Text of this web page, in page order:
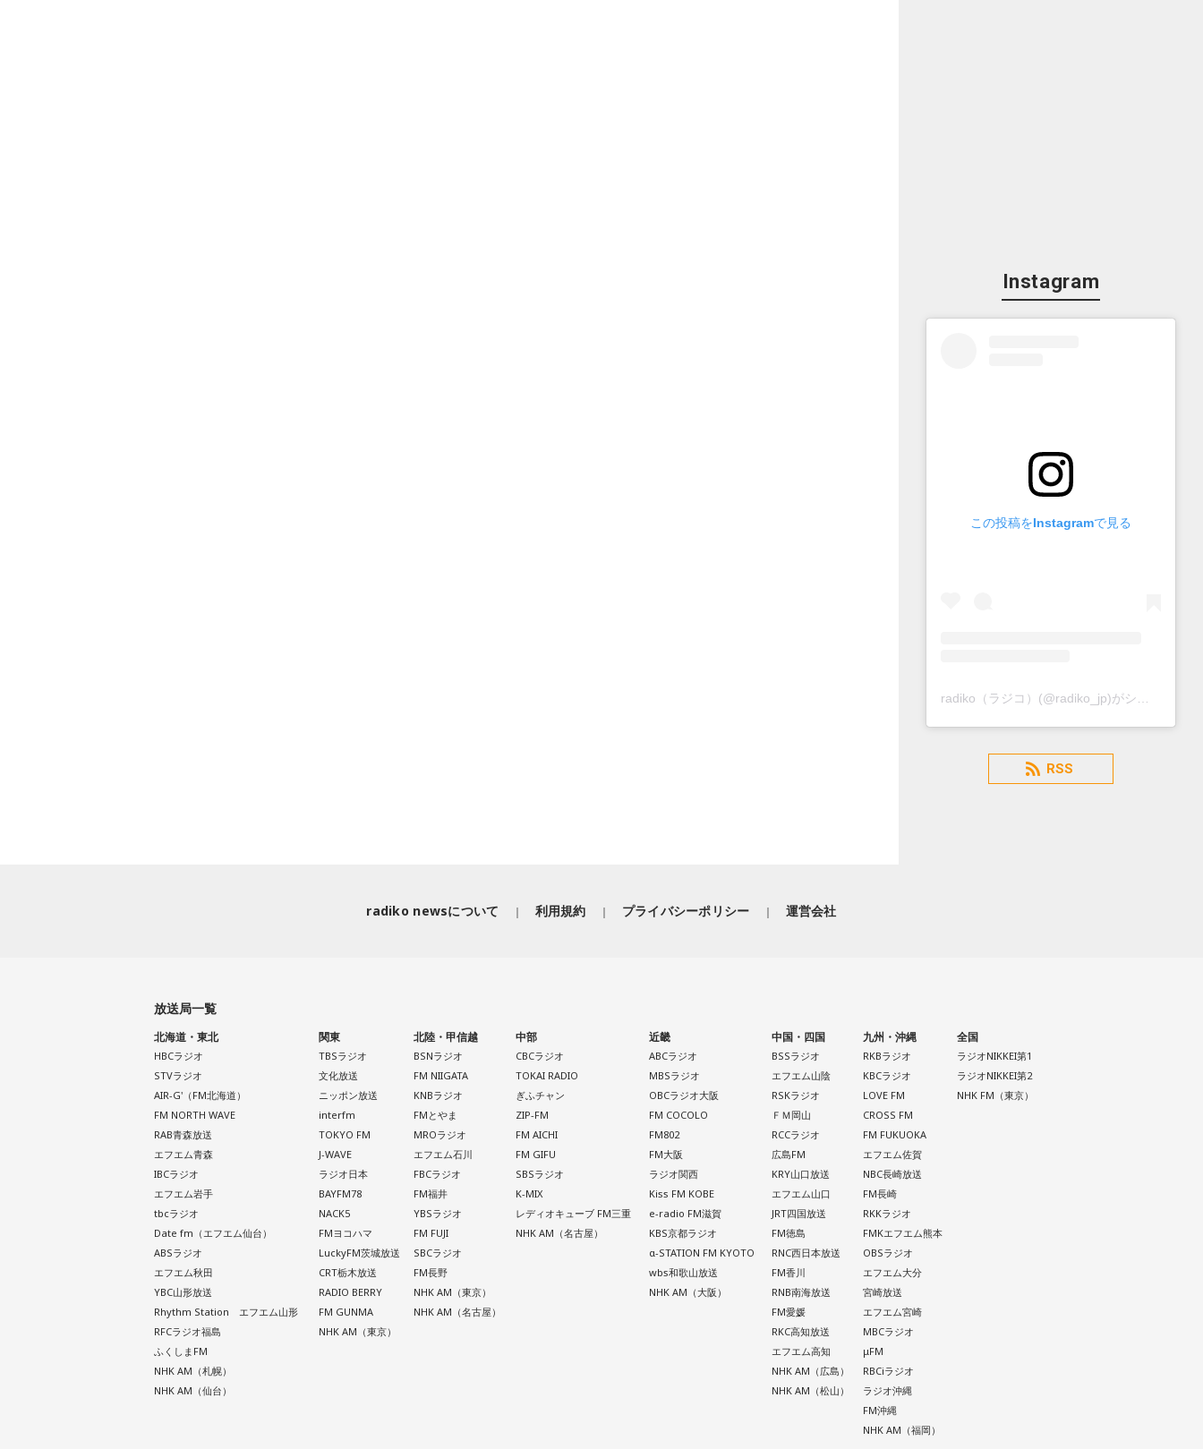
Instagram
この投稿をInstagramで見る
radiko（ラジコ）(@radiko_jp)がシェアした投稿
RSS
radiko newsについて 利用規約 プライバシーポリシー 運営会社
放送局一覧
北海道・東北
HBCラジオ
STVラジオ
AIR-G'（FM北海道）
FM NORTH WAVE
RAB青森放送
エフエム青森
IBCラジオ
エフエム岩手
tbcラジオ
Date fm（エフエム仙台）
ABSラジオ
エフエム秋田
YBC山形放送
Rhythm Station エフエム山形
RFCラジオ福島
ふくしまFM
NHK AM（札幌）
NHK AM（仙台）
関東
TBSラジオ
文化放送
ニッポン放送
interfm
TOKYO FM
J-WAVE
ラジオ日本
BAYFM78
NACK5
FMヨコハマ
LuckyFM茨城放送
CRT栃木放送
RADIO BERRY
FM GUNMA
NHK AM（東京）
北陸・甲信越
BSNラジオ
FM NIIGATA
KNBラジオ
FMとやま
MROラジオ
エフエム石川
FBCラジオ
FM福井
YBSラジオ
FM FUJI
SBCラジオ
FM長野
NHK AM（東京）
NHK AM（名古屋）
中部
CBCラジオ
TOKAI RADIO
ぎふチャン
ZIP-FM
FM AICHI
FM GIFU
SBSラジオ
K-MIX
レディオキューブ FM三重
NHK AM（名古屋）
近畿
ABCラジオ
MBSラジオ
OBCラジオ大阪
FM COCOLO
FM802
FM大阪
ラジオ関西
Kiss FM KOBE
e-radio FM滋賀
KBS京都ラジオ
α-STATION FM KYOTO
wbs和歌山放送
NHK AM（大阪）
中国・四国
BSSラジオ
エフエム山陰
RSKラジオ
ＦＭ岡山
RCCラジオ
広島FM
KRY山口放送
エフエム山口
JRT四国放送
FM徳島
RNC西日本放送
FM香川
RNB南海放送
FM愛媛
RKC高知放送
エフエム高知
NHK AM（広島）
NHK AM（松山）
九州・沖縄
RKBラジオ
KBCラジオ
LOVE FM
CROSS FM
FM FUKUOKA
エフエム佐賀
NBC長崎放送
FM長崎
RKKラジオ
FMKエフエム熊本
OBSラジオ
エフエム大分
宮崎放送
エフエム宮崎
MBCラジオ
μFM
RBCiラジオ
ラジオ沖縄
FM沖縄
NHK AM（福岡）
全国
ラジオNIKKEI第1
ラジオNIKKEI第2
NHK FM（東京）